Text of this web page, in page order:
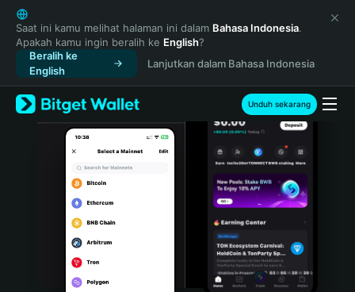
English
日本語
Tiếng Việt
Русский
Español (Latinoamérica)
Türkçe
Italiano
Português (Portugal)
Bahasa Indonesia
Saat ini kamu melihat halaman ini dalam Bahasa Indonesia.
Apakah kamu ingin beralih ke English?
Beralih ke
English
Lanjutkan dalam Bahasa Indonesia
Unduh sekarang